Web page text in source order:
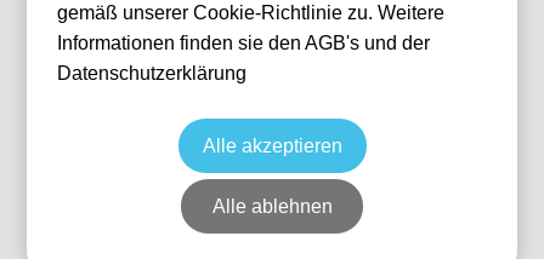
The Gallery Hospitality
14:00
3 verfügbar
Vereinigtes Königreich
Vitality Stadium
Ticket(s) + Hotel
gemäß unserer Cookie-Richtlinie zu. Weitere
Informationen finden sie den AGB's und der
Datenschutzerklärung
Alle akzeptieren
Alle ablehnen